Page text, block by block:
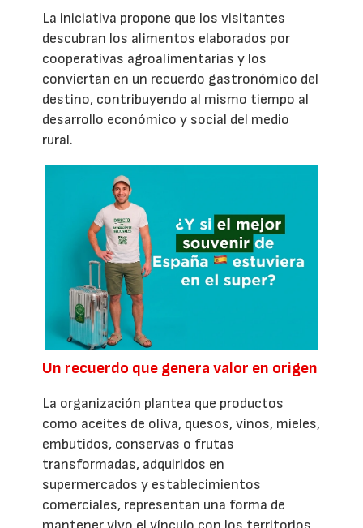
La iniciativa propone que los visitantes
descubran los alimentos elaborados por
cooperativas agroalimentarias y los
conviertan en un recuerdo gastronómico del
destino, contribuyendo al mismo tiempo al
desarrollo económico y social del medio
rural.
Un recuerdo que genera valor en origen
La organización plantea que productos
como aceites de oliva, quesos, vinos, mieles,
embutidos, conservas o frutas
transformadas, adquiridos en
supermercados y establecimientos
comerciales, representan una forma de